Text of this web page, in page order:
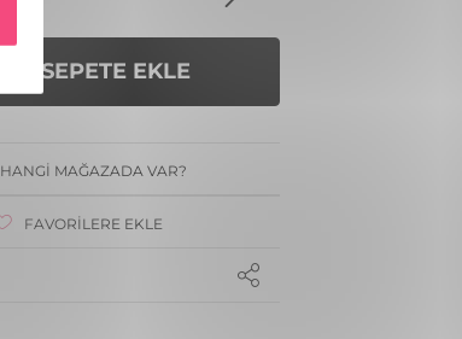
SEPETE EKLE
HANGI MAĞAZADA VAR?
FAVORILERE EKLE